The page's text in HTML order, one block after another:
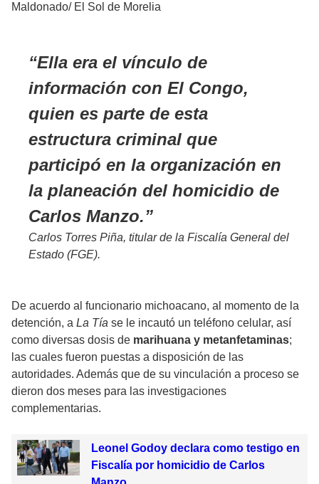
Maldonado/ El Sol de Morelia
Ella era el vínculo de
información con El Congo,
quien es parte de esta
estructura criminal que
participó en la organización en
la planeación del homicidio de
Carlos Manzo.
Carlos Torres Piña, titular de la Fiscalía General del
Estado (FGE).
De acuerdo al funcionario michoacano, al momento de la
detención, a La Tía se le incautó un teléfono celular, así
como diversas dosis de marihuana y metanfetaminas;
las cuales fueron puestas a disposición de las
autoridades. Además que de su vinculación a proceso se
dieron dos meses para las investigaciones
complementarias.
Leonel Godoy declara como testigo en
Fiscalía por homicidio de Carlos